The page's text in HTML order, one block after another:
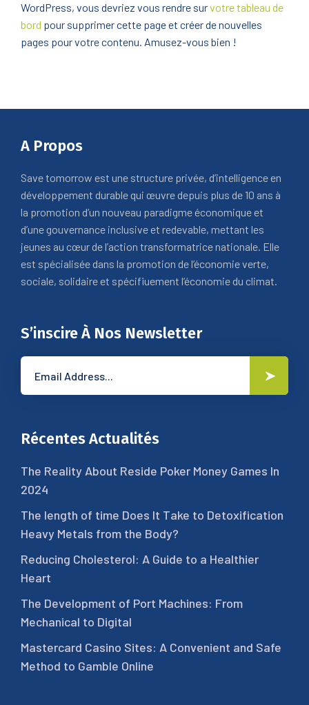
WordPress, vous devriez vous rendre survotre tableau de
bord pour supprimer cette page et créer de nouvelles
pages pour votre contenu. Amusez-vous bien !
A Propos
Save tomorrow est une structure privée, d’intelligence en
développement durable qui œuvre depuis plus de 10 ans à
la promotion d’un nouveau paradigme économique et
d’une gouvernance inclusive et redevable, mettant les
jeunes au cœur de l’action transformatrice nationale. Elle
est spécialisée dans la promotion de l’économie verte,
sociale, solidaire et spécifiuement l’économie du climat.
S’inscire À Nos Newsletter
Récentes Actualités
The Reality About Reside Poker Money Games In
2024
The length of time Does It Take to Detoxification
Heavy Metals from the Body?
Reducing Cholesterol: A Guide to a Healthier
Heart
The Development of Port Machines: From
Mechanical to Digital
Mastercard Casino Sites: A Convenient and Safe
Method to Gamble Online